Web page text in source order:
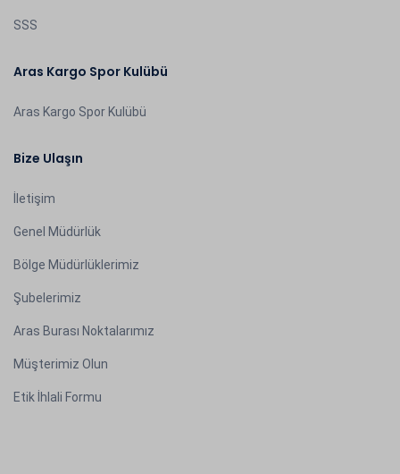
SSS
Aras Kargo Spor Kulübü
Aras Kargo Spor Kulübü
Bize Ulaşın
İletişim
Genel Müdürlük
Bölge Müdürlüklerimiz
Şubelerimiz
Aras Burası Noktalarımız
Müşterimiz Olun
Etik İhlali Formu